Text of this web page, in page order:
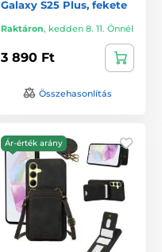
Galaxy S25 Plus, fekete
Raktáron, kedden 8. 11. Önnél
3 890 Ft
Összehasonlítás
Ár-érték arány